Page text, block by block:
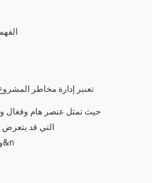
حيث تمثل عنصر هام وفغال
وتحقيق أهدافه من وقت وتكلفة وأهداف أخرى&n